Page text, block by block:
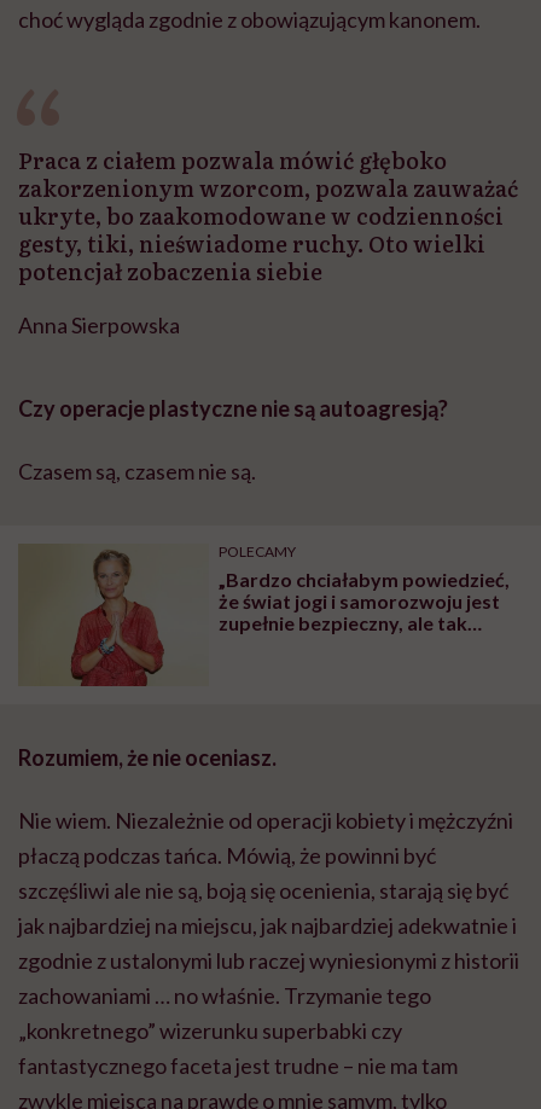
choć wygląda zgodnie z obowiązującym kanonem.
Praca z ciałem pozwala mówić głęboko
zakorzenionym wzorcom, pozwala zauważać
ukryte, bo zaakomodowane w codzienności
gesty, tiki, nieświadome ruchy. Oto wielki
potencjał zobaczenia siebie
Anna Sierpowska
Czy operacje plastyczne nie są autoagresją?
Czasem są, czasem nie są.
POLECAMY
„Bardzo chciałabym powiedzieć,
że świat jogi i samorozwoju jest
zupełnie bezpieczny, ale tak
Rozumiem, że nie oceniasz.
Nie wiem. Niezależnie od operacji kobiety i mężczyźni
płaczą podczas tańca. Mówią, że powinni być
szczęśliwi ale nie są, boją się ocenienia, starają się być
jak najbardziej na miejscu, jak najbardziej adekwatnie i
zgodnie z ustalonymi lub raczej wyniesionymi z historii
zachowaniami … no właśnie. Trzymanie tego
„konkretnego” wizerunku superbabki czy
fantastycznego faceta jest trudne – nie ma tam
zwykle miejsca na prawdę o mnie samym, tylko